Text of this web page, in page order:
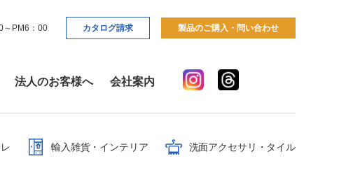
～PM6：00 カタログ請求 製品のご購入・問い合わせ
法人のお客様へ 会社案内
輸入雑貨・インテリア 洗面アクセサリ・タイル